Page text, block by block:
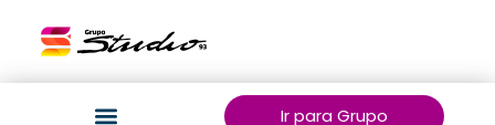
Ir para Grupo